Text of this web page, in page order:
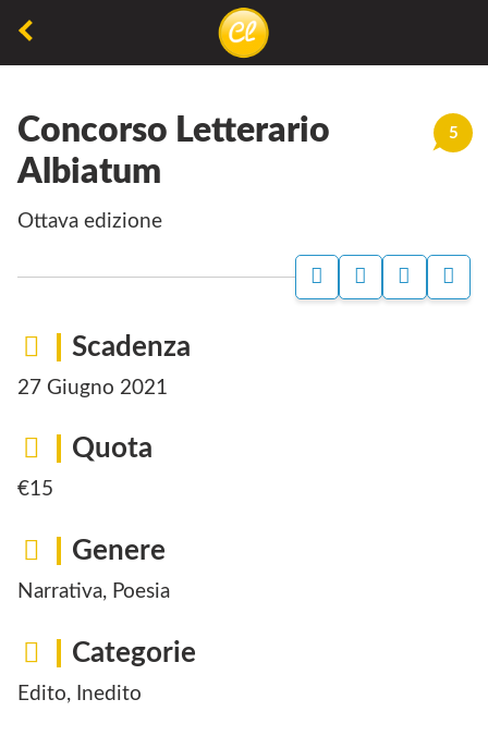
non
permette
camminare,
respirare
5
Concorso Letterario
Albiatum
Ottava edizione
Scadenza
27 Giugno 2021
Quota
€15
Genere
Narrativa, Poesia
Categorie
Edito, Inedito